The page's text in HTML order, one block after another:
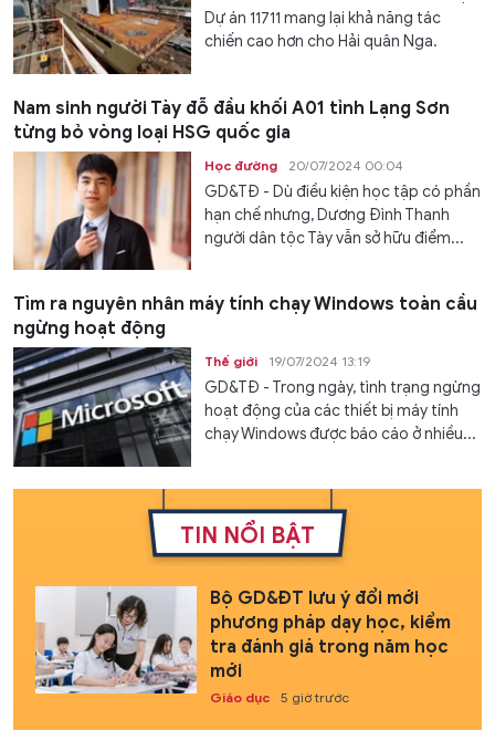
Dự án 11711 mang lại khả năng tác
chiến cao hơn cho Hải quân Nga.
Nam sinh người Tày đỗ đầu khối A01 tỉnh Lạng Sơn
từng bỏ vòng loại HSG quốc gia
Học đường 20/07/2024 00:04
GD&TĐ - Dù điều kiện học tập có phần
hạn chế nhưng, Dương Đình Thanh
người dân tộc Tày vẫn sở hữu điểm...
Tìm ra nguyên nhân máy tính chạy Windows toàn cầu
ngừng hoạt động
Thế giới 19/07/2024 13:19
GD&TĐ - Trong ngày, tình trạng ngừng
hoạt động của các thiết bị máy tính
chạy Windows được báo cáo ở nhiều...
TIN NỔI BẬT
Bộ GD&ĐT lưu ý đổi mới
phương pháp dạy học, kiểm
tra đánh giá trong năm học
mới
Giáo dục 5 giờ trước